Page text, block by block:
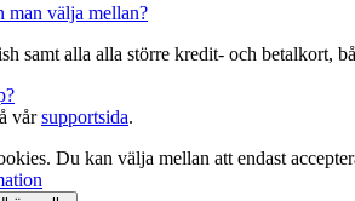
man välja mellan?
samt alla alla större kredit- och betalkort,
vårsupportsida.
Du kan välja mellan att endast